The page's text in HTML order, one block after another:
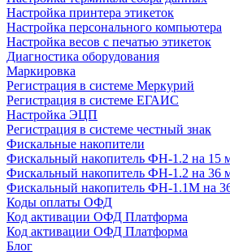
Настройка принтера этикеток
Настройка персонального компьютера
Настройка весов с печатью этикеток
Диагностика оборудования
Маркировка
Регистрация в системе Меркурий
Регистрация в системе ЕГАИС
Настройка ЭЦП
Регистрация в системе честный знак
Фискальные накопители
Фискальный накопитель ФН-1.2 на 15
Фискальный накопитель ФН-1.2 на 36
Фискальный накопитель ФН-1.1М на
Коды оплаты ОФД
Код активации ОФД Платформа
Код активации ОФД Платформа
Блог